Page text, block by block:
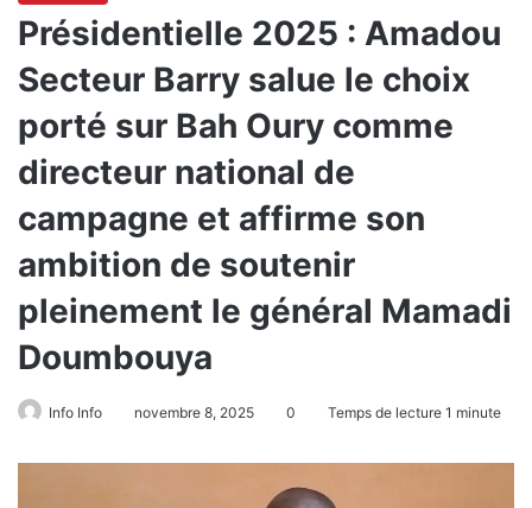
Présidentielle 2025 : Amadou
Secteur Barry salue le choix
porté sur Bah Oury comme
directeur national de
campagne et affirme son
ambition de soutenir
pleinement le général Mamadi
Doumbouya
Info Info novembre 8, 2025 0 Temps de lecture 1 minute